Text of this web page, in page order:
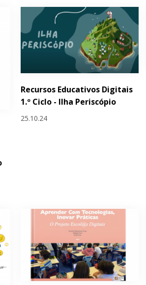
Recursos Educativos Digitais
1.º Ciclo - Ilha Periscópio
25.10.24